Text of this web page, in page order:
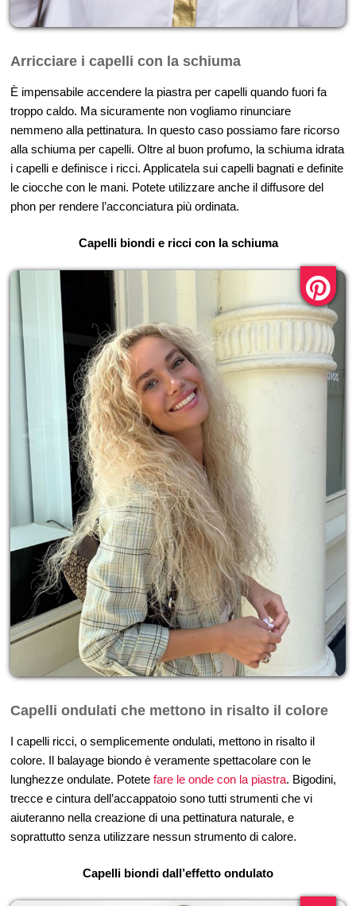
Arricciare i capelli con la schiuma
È impensabile accendere la piastra per capelli quando fuori fa
troppo caldo. Ma sicuramente non vogliamo rinunciare
nemmeno alla pettinatura. In questo caso possiamo fare ricorso
alla schiuma per capelli. Oltre al buon profumo, la schiuma idrata
i capelli e definisce i ricci. Applicatela sui capelli bagnati e definite
le ciocche con le mani. Potete utilizzare anche il diffusore del
phon per rendere l’acconciatura più ordinata.
Capelli biondi e ricci con la schiuma
Capelli ondulati che mettono in risalto il colore
I capelli ricci, o semplicemente ondulati, mettono in risalto il
colore. Il balayage biondo è veramente spettacolare con le
lunghezze ondulate. Potete fare le onde con la piastra. Bigodini,
trecce e cintura dell’accappatoio sono tutti strumenti che vi
aiuteranno nella creazione di una pettinatura naturale, e
soprattutto senza utilizzare nessun strumento di calore.
Capelli biondi dall’effetto ondulato